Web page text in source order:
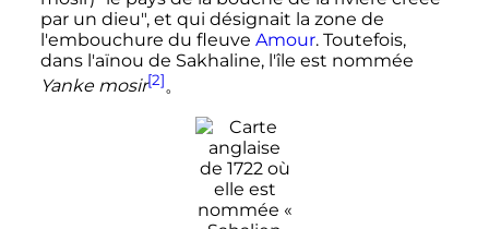
par un dieu", et qui désignait la zone de
l'embouchure du fleuve Amour. Toutefois,
dans l'aïnou de Sakhaline, l'île est nommée
Yanke mosir[2]。